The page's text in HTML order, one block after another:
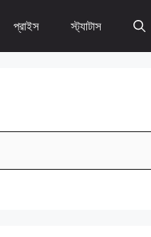
প্রাইস স্ট্যাটাস